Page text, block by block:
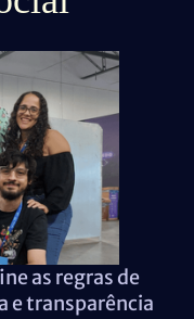
as regras de
e transparência